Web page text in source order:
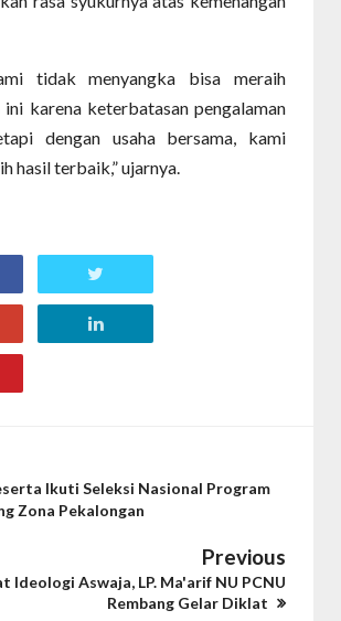
tidak menyangka bisa meraih
ini karena keterbatasan pengalaman
dengan usaha bersama, kami
hasil terbaik,” ujarnya.
Ikuti Seleksi Nasional Program
Zona Pekalongan
Previous
Ideologi Aswaja, LP. Ma'arif NU PCNU
Rembang Gelar Diklat